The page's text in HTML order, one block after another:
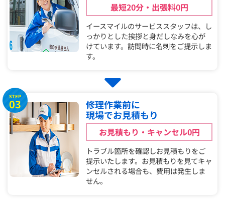
最短20分・出張料0円
イースマイルのサービススタッフは、し
っかりとした挨拶と身だしなみを心が
けています。訪問時に名刺をご提示しま
す。
STEP
03
修理作業前に
現場でお見積もり
お見積もり・キャンセル0円
トラブル箇所を確認しお見積もりをご
提示いたします。お見積もりを見てキャ
ンセルされる場合も、費用は発生しま
せん。